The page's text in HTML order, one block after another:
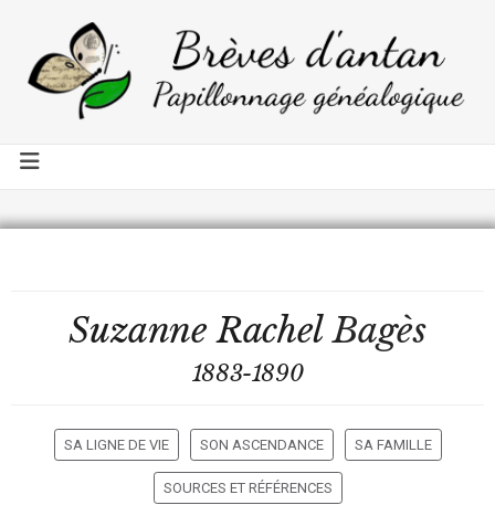
Suzanne RachelBagès
1883-1890
SA LIGNE DE VIE SON ASCENDANCE SA FAMILLE
SOURCES ET RÉFÉRENCES